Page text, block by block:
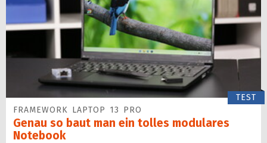
TEST
FRAMEWORK LAPTOP 13 PRO
Genau so baut man ein tolles modulares
Notebook